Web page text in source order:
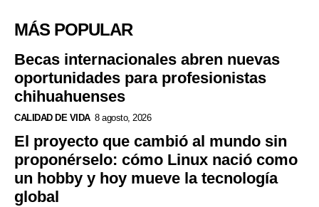
MÁS POPULAR
Becas internacionales abren nuevas
oportunidades para profesionistas
chihuahuenses
CALIDAD DE VIDA 8 agosto, 2026
El proyecto que cambió al mundo sin
proponérselo: cómo Linux nació como
un hobby y hoy mueve la tecnología
global